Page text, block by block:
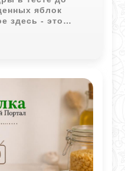
яблок
здесь - это
получается
того, что
на терке, пирог
«праздничным»
к
зеленые
роль -
сладкому тесту.